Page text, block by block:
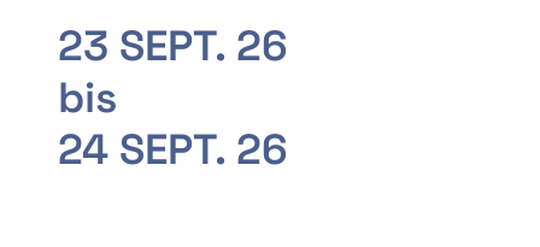
23 SEPT. 26
bis
24 SEPT. 26